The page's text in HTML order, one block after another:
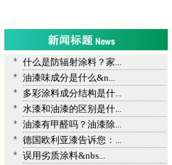
* 什么是防辐射涂料？家...
* 油漆味成分是什么&n...
*
多彩涂料成分结构是什...
* 水漆和油漆的区别是什...
* 油漆有甲醛吗？油漆除...
* 德国欧利亚漆告诉您：...
* 误用劣质涂料&nbs...